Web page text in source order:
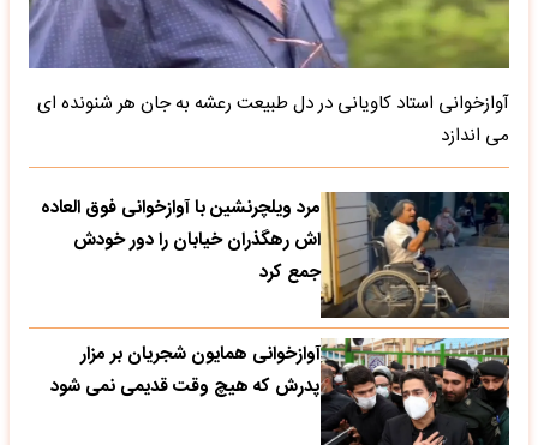
آوازخوانی استاد کاویانی در دل طبیعت رعشه به جان هر شنونده ای
می اندازد
مرد ویلچرنشین با آوازخوانی فوق العاده
اش رهگذران خیابان را دور خودش
جمع کرد
آوازخوانی همایون شجریان بر مزار
پدرش که هیچ وقت قدیمی نمی شود